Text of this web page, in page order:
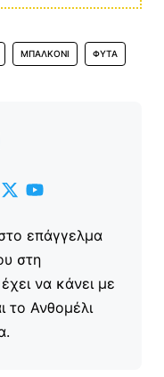
ΜΠΑΛΚΌΝΙ ΦΥΤΆ
επάγγελμα
στη
να κάνει με
το Ανθομέλι